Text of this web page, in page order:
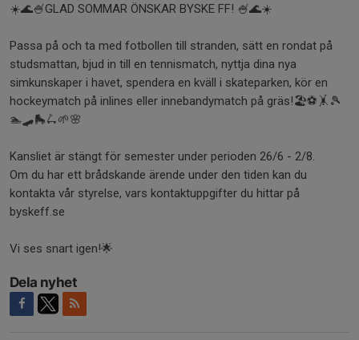
☀️🌊🍧GLAD SOMMAR ÖNSKAR BYSKE FF! 🍧🌊☀️
Passa på och ta med fotbollen till stranden, sätt en rondat på
studsmattan, bjud in till en tennismatch, nyttja dina nya
simkunskaper i havet, spendera en kväll i skateparken, kör en
hockeymatch på inlines eller innebandymatch på gräs!🏖️⚽🤸🎾
🏊🛹🛼🛴🌱🌸
Kansliet är stängt för semester under perioden 26/6 - 2/8.
Om du har ett brådskande ärende under den tiden kan du
kontakta vår styrelse, vars kontaktuppgifter du hittar på
byskeff.se
Vi ses snart igen!🌟
Dela nyhet